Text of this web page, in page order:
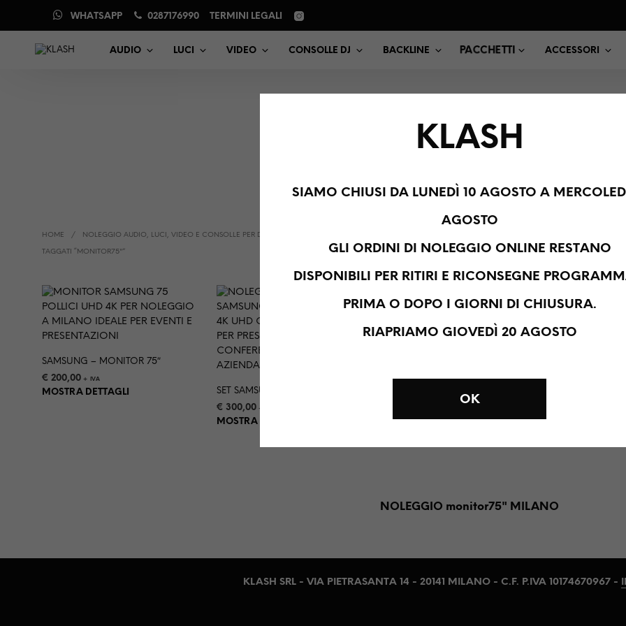
WHATSAPP 0287176990 TERMINI LEGALI
AUDIO LUCI VIDEO CONSOLLE DJ BACKLINE PACCHETTI ACCESSORI
monitor75"
HOME / NOLEGGIO AUDIO, LUCI, VIDEO E CONSOLLE PER DJ
TAGGATI “MONITOR75"”
SAMSUNG – MONITOR 75″
€ 200,00 + IVA
MOSTRA DETTAGLI
SET SAMSUNG – MONITOR 75″
€ 300,00 + IVA
MOSTRA DETTAGLI
NOLEGGIO monitor75" MILANO
KLASH SRL - VIA PIETRASANTA 14 - 20141 MILANO - C.F. P.IVA 10174670967 -
KLASH
SIAMO CHIUSI DA LUNEDÌ 10 AGOSTO A
AGOSTO
GLI ORDINI DI NOLEGGIO ONLINE RESTANO
DISPONIBILI PER RITIRI E RICONSEGNE
PRIMA O DOPO I GIORNI DI CHIUSURA.
RIAPRIAMO GIOVEDÌ 20 AGOSTO
OK